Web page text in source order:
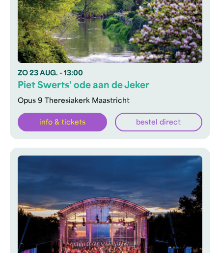
ZO 23 AUG. - 13:00
Opus 9 Theresiakerk Maastricht
Piet Swerts' ode aan de Jeker
info & tickets bestel direct